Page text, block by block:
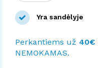
Yra sandėlyje
Perkantiems už 40€
NEMOKAMAS.